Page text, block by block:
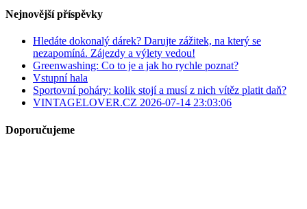
Nejnovější příspěvky
Hledáte dokonalý dárek? Darujte zážitek, na který se
nezapomíná. Zájezdy a výlety vedou!
Greenwashing: Co to je a jak ho rychle poznat?
Vstupní hala
Sportovní poháry: kolik stojí a musí z nich vítěz platit daň?
VINTAGELOVER.CZ 2026-07-14 23:03:06
Doporučujeme